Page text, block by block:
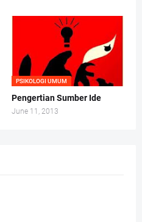
PSIKOLOGI UMUM
Pengertian Sumber Ide
June 11, 2013